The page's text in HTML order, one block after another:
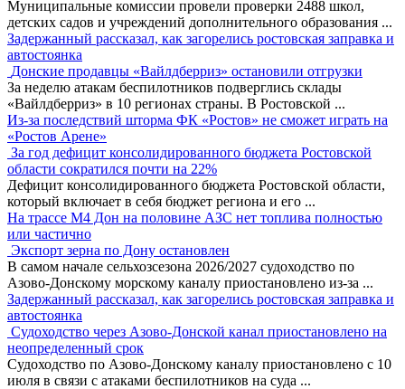
Муниципальные комиссии провели проверки 2488 школ,
детских садов и учреждений дополнительного образования ...
Задержанный рассказал, как загорелись ростовская заправка и
автостоянка
Донские продавцы «Вайлдберриз» остановили отгрузки
За неделю атакам беспилотников подверглись склады
«Вайлдберриз» в 10 регионах страны. В Ростовской ...
Из-за последствий шторма ФК «Ростов» не сможет играть на
«Ростов Арене»
За год дефицит консолидированного бюджета Ростовской
области сократился почти на 22%
Дефицит консолидированного бюджета Ростовской области,
который включает в себя бюджет региона и его ...
На трассе М4 Дон на половине АЗС нет топлива полностью
или частично
Экспорт зерна по Дону остановлен
В самом начале сельхозсезона 2026/2027 судоходство по
Азово-Донскому морскому каналу приостановлено из-за ...
Задержанный рассказал, как загорелись ростовская заправка и
автостоянка
Судоходство через Азово-Донской канал приостановлено на
неопределенный срок
Судоходство по Азово-Донскому каналу приостановлено с 10
июля в связи с атаками беспилотников на суда ...